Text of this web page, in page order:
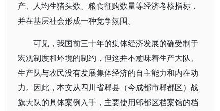
产、人均生猪头数、粮食征购数量等经济考核指标，
并在基层社会形成一种竞争氛围。
可见，我国前三十年的集体经济发展的确受制于
宏观制度和环境的制约，但这并不意味着生产大队、
生产队与农民没有发展集体经济的自主能力和内在动
力。因此，本文从四川省郫县（今成都市郫都区）战
旗大队的具体案例入手，主要使用郫都区档案馆的档